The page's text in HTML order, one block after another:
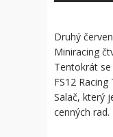
Druhý
Miniracing
Tentokrát
FS12
Salač, který
cenných rad.